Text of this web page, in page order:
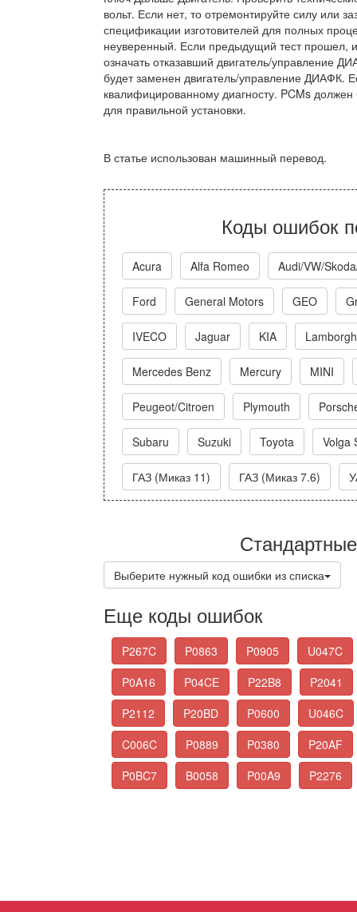
вольт. Если нет, то отремонтируйте силу или
спецификации изготовителей для полных
неуверенный. Если предыдущий тест прошел,
означать отказавший двигатель/управление
будет заменен двигатель/управление ДИАФК.
квалифицированному диагносту. PCMs
для правильной установки.
В статье использован машинный перевод.
Коды ошибок
Acura Alfa Romeo Audi/VW/
Ford General Motors GEO
IVECO Jaguar KIA
Mercedes Benz Mercury MINI
Peugeot/Citroen Plymouth
Subaru Suzuki Toyota Volga
ГАЗ (Миказ 11) ГАЗ (Миказ 7.6)
Выберите нужный код ошибки из списка
Еще коды ошибок
P267C P0863 P0905
U047C
P0A16
P04CE P22B8
P2041
P2112
P20BD P0600
U046C
C006C
P0889 P0380
P20AF
P0BC7
B0058 P00A9 P2276